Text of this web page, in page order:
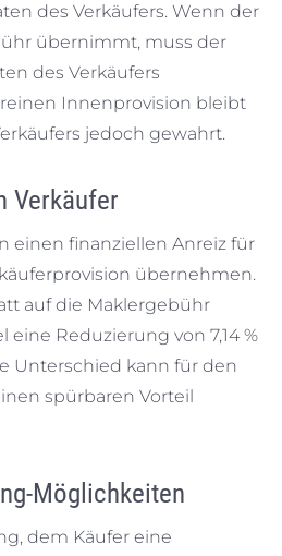
des Verkäufers. Wenn der
übernimmt, muss der
des Verkäufers
Innenprovision bleibt
jedoch gewahrt.
Verkäufer
einen finanziellen Anreiz für
übernehmen.
auf die Maklergebühr
eine Reduzierung von 7,14 %
Unterschied kann für den
spürbaren Vorteil
Möglichkeiten
dem Käufer eine